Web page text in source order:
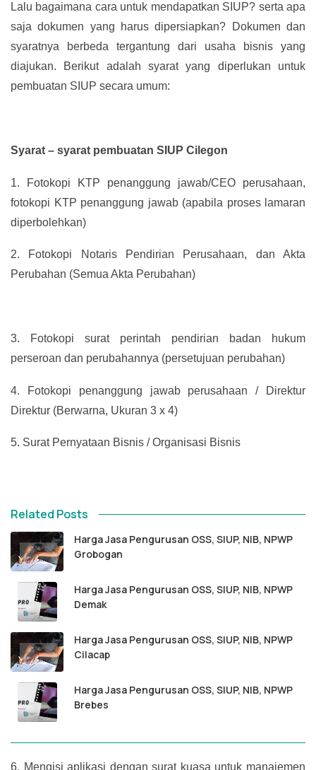
Lalu bagaimana cara untuk mendapatkan SIUP? serta apa
saja dokumen yang harus dipersiapkan? Dokumen dan
syaratnya berbeda tergantung dari usaha bisnis yang
diajukan. Berikut adalah syarat yang diperlukan untuk
pembuatan SIUP secara umum:
Syarat – syarat pembuatan SIUP Cilegon
1.
Fotokopi KTP penanggung jawab/CEO perusahaan,
fotokopi KTP penanggung jawab (apabila proses lamaran
diperbolehkan)
2.
Fotokopi Notaris Pendirian Perusahaan, dan Akta
Perubahan (Semua Akta Perubahan)
3.
Fotokopi surat perintah pendirian badan hukum
perseroan dan perubahannya (persetujuan perubahan)
4.
Fotokopi penanggung jawab perusahaan / Direktur
Direktur (Berwarna, Ukuran 3 x 4)
5. Surat Pernyataan Bisnis / Organisasi Bisnis
Related Posts
Harga Jasa Pengurusan OSS, SIUP, NIB, NPWP
Grobogan
Harga Jasa Pengurusan OSS, SIUP, NIB, NPWP
Demak
Harga Jasa Pengurusan OSS, SIUP, NIB, NPWP
Cilacap
Harga Jasa Pengurusan OSS, SIUP, NIB, NPWP
Brebes
6. Mengisi aplikasi dengan surat kuasa untuk manajemen